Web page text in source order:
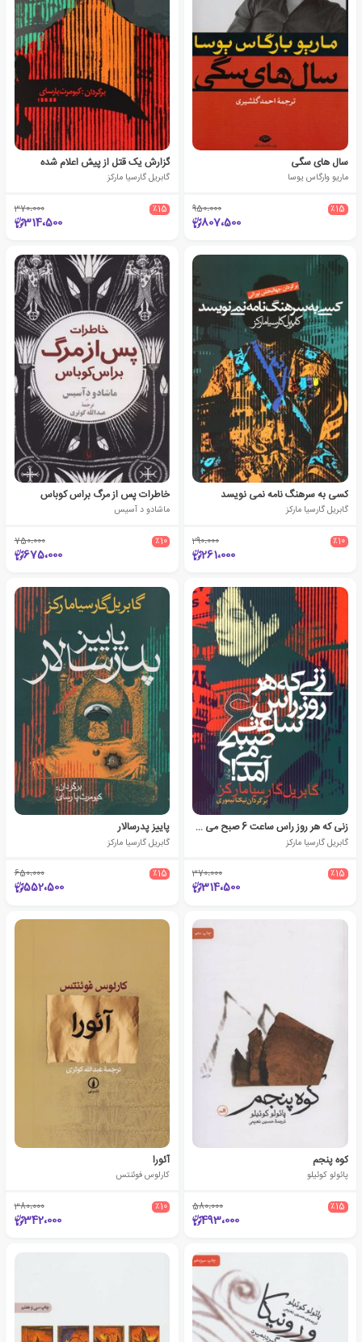
سال های سگی
ماریو وارگاس یوسا
٪15 950،000
807،500
گزارش یک قتل از پیش اعلام شده
گابریل گارسیا مارکز
٪15 370،000
314،500
کسی به سرهنگ نامه نمی نویسد
گابریل گارسیا مارکز
٪10 290،000
261،000
خاطرات پس از مرگ براس کوباس
ماشادو د آسیس
٪10 750،000
675،000
زنی که هر روز راس ساعت 6 صبح می آمد
گابریل گارسیا مارکز
٪15 370،000
314،500
پاییز پدرسالار
گابریل گارسیا مارکز
٪15 650،000
552،500
کوه پنجم
پائولو کوئیلو
٪15 580،000
493،000
آئورا
کارلوس فوئنتس
٪10 380،000
342،000